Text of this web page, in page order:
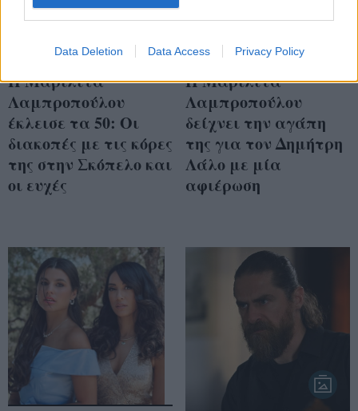
Data Deletion Data Access Privacy Policy
Η Μαριλίτα
Λαμπροπούλου
έκλεισε τα 50: Οι
διακοπές με τις κόρες
της στην Σκόπελο και
οι ευχές
Η Μαριλίτα
Λαμπροπούλου
δείχνει την αγάπη
της για τον Δημήτρη
Λάλο με μία
αφιέρωση